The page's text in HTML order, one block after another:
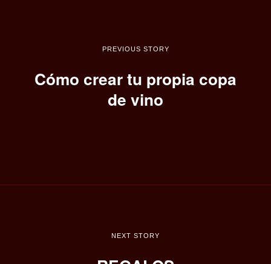
PREVIOUS STORY
Cómo crear tu propia copa
de vino
NEXT STORY